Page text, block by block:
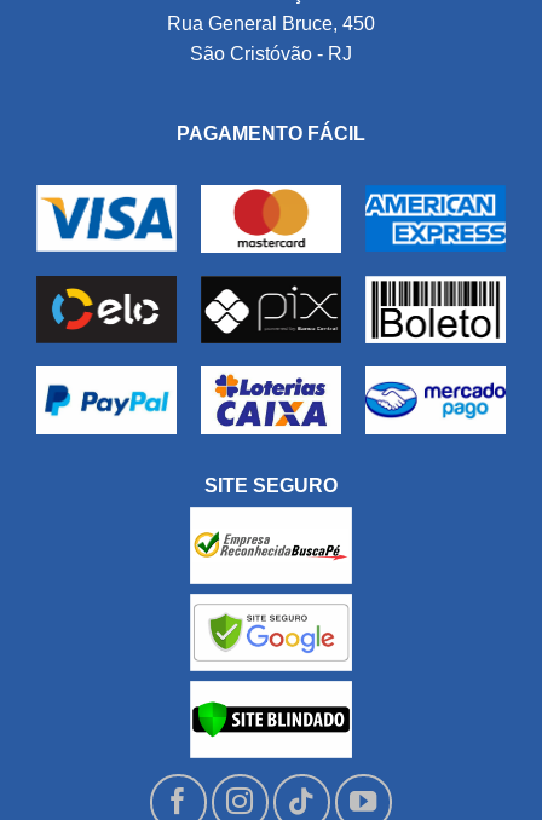
Rua General Bruce, 450
São Cristóvão - RJ
PAGAMENTO FÁCIL
SITE SEGURO